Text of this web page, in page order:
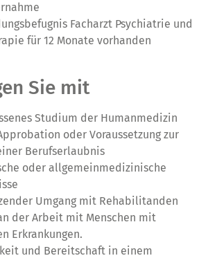
Facharzt Psychiatrie und
für 12 Monate vorhanden
Sie mit
Studium der Humanmedizin
oder Voraussetzung zur
Berufserlaubnis
oder allgemeinmedizinische
Umgang mit Rehabilitanden
der Arbeit mit Menschen mit
Erkrankungen.
und Bereitschaft in einem